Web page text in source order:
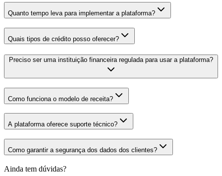
Quanto tempo leva para implementar a plataforma?
Quais tipos de crédito posso oferecer?
Preciso ser uma instituição financeira regulada para usar a plataforma?
Como funciona o modelo de receita?
A plataforma oferece suporte técnico?
Como garantir a segurança dos dados dos clientes?
Ainda tem dúvidas?